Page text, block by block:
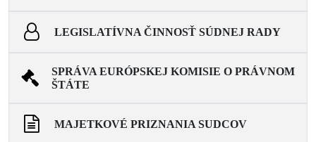
LEGISLATÍVNA ČINNOSŤ SÚDNEJ RADY
SPRÁVA EURÓPSKEJ KOMISIE O PRÁVNOM
ŠTÁTE
MAJETKOVÉ PRIZNANIA SUDCOV